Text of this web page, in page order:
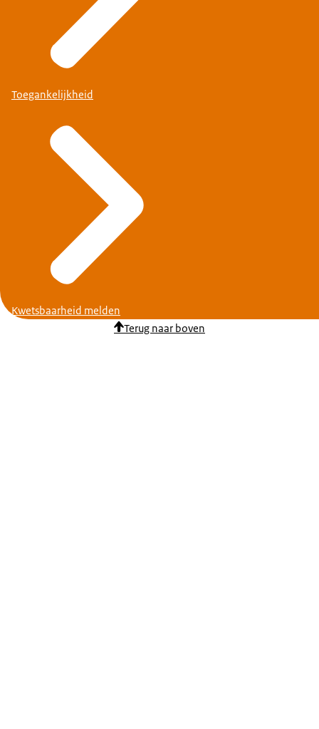
Toegankelijkheid
Kwetsbaarheid melden
Terug naar boven